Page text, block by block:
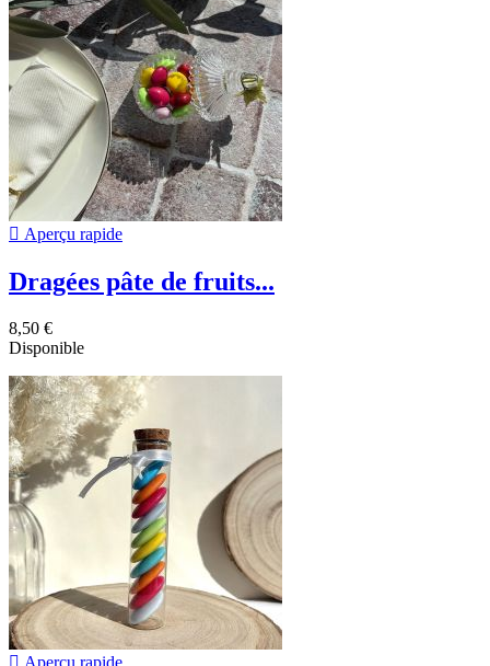
 Aperçu rapide
Dragées pâte de fruits...
8,50 €
Disponible
 Aperçu rapide